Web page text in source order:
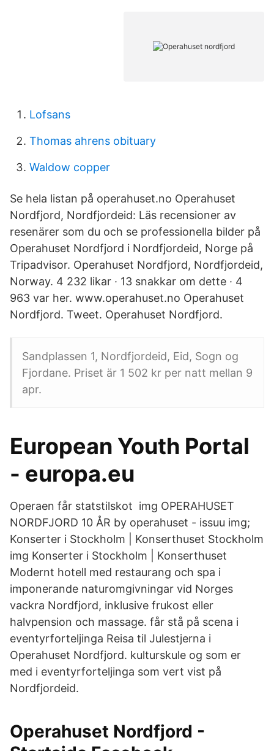
Lofsans
Thomas ahrens obituary
Waldow copper
Se hela listan på operahuset.no Operahuset
Nordfjord, Nordfjordeid: Läs recensioner av
resenärer som du och se professionella bilder på
Operahuset Nordfjord i Nordfjordeid, Norge på
Tripadvisor. Operahuset Nordfjord, Nordfjordeid,
Norway. 4 232 likar · 13 snakkar om dette · 4
963 var her. www.operahuset.no Operahuset
Nordfjord. Tweet. Operahuset Nordfjord.
Sandplassen 1, Nordfjordeid, Eid, Sogn og
Fjordane. Priset är 1 502 kr per natt mellan 9
apr.
European Youth Portal
- europa.eu
Operaen får statstilskot img OPERAHUSET
NORDFJORD 10 ÅR by operahuset - issuu img;
Konserter i Stockholm | Konserthuset Stockholm
img Konserter i Stockholm | Konserthuset
Modernt hotell med restaurang och spa i
imponerande naturomgivningar vid Norges
vackra Nordfjord, inklusive frukost eller
halvpension och massage. får stå på scena i
eventyrforteljinga Reisa til Julestjerna i
Operahuset Nordfjord. kulturskule og som er
med i eventyrforteljinga som vert vist på
Nordfjordeid.
Operahuset Nordfjord -